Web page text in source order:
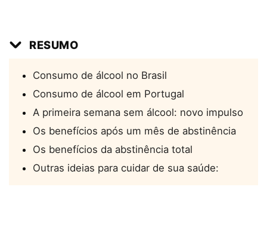
RESUMO
Consumo de álcool no Brasil
Consumo de álcool em Portugal
A primeira semana sem álcool: novo impulso
Os benefícios após um mês de abstinência
Os benefícios da abstinência total
Outras ideias para cuidar de sua saúde: